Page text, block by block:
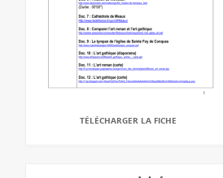
TÉLÉCHARGER LA FICHE